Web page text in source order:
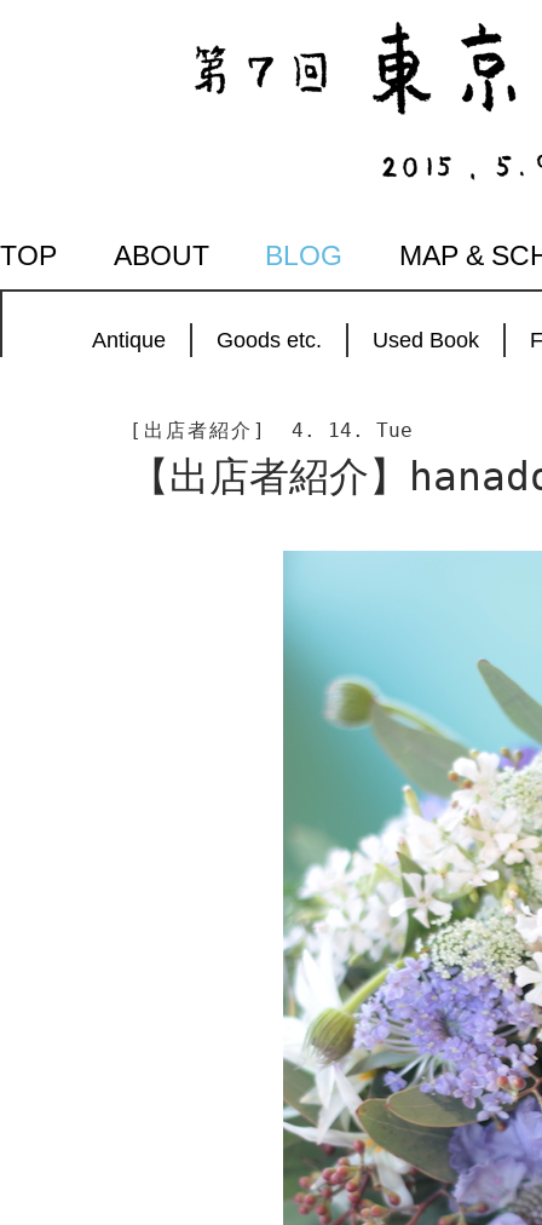
TOP ABOUT BLOG MAP &
Antique Goods etc. Used Book
[出店者紹介] 4. 14. Tue
【出店者紹介】